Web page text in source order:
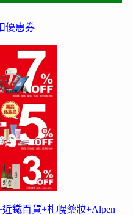
優惠券
鐵百貨+札幌藥妝+Alpen